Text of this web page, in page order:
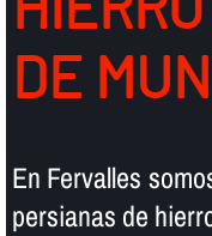
DE
En Fervalles
persianas de